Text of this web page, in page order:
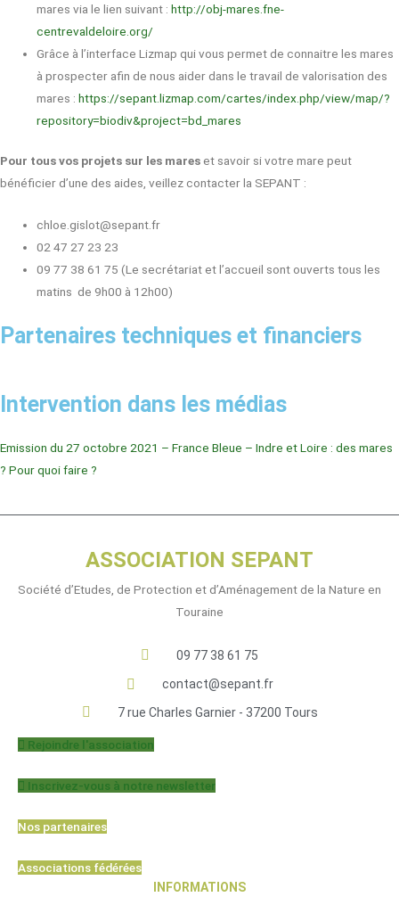
mares via le lien suivant :http://obj-mares.fne-
centrevaldeloire.org/
Grâce à l’interface Lizmap qui vous permet de connaitre les mares
à prospecter afin de nous aider dans le travail de valorisation des
mares :https://sepant.lizmap.com/cartes/index.php/view/map/?
repository=biodiv&project=bd_mares
Pour tous vos projets sur les mareset savoir si votre mare peut
bénéficier d’une des aides, veillez contacter la SEPANT :
chloe.gislot@sepant.fr
02 47 27 23 23
09 77 38 61 75 (Le secrétariat et l’accueil sont ouverts tous les
matins de 9h00 à 12h00)
Partenaires techniques et financiers
Intervention dans les médias
Emission du 27 octobre 2021 – France Bleue – Indre et Loire : des mares
? Pour quoi faire ?
ASSOCIATION SEPANT
Société d’Etudes, de Protection et d’Aménagement de la Nature en
Touraine
09 77 38 61 75
contact@sepant.fr
7 rue Charles Garnier - 37200 Tours
Rejoindre l'association
Inscrivez-vous à notre newsletter
Nos partenaires
Associations fédérées
INFORMATIONS